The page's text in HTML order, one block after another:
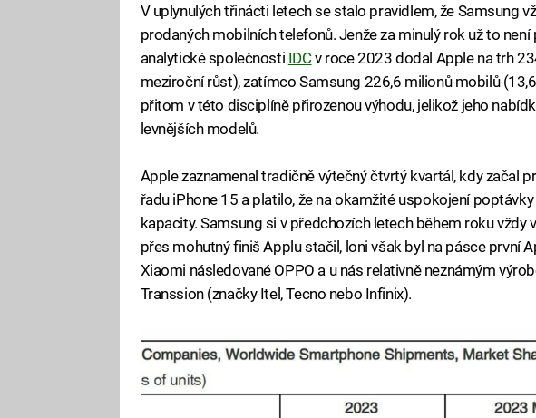
V uplynulých třinácti letech se stalo pravidlem, že Samsung
prodaných mobilních telefonů. Jenže za minulý rok už to není
analytické společnosti IDCv roce 2023 dodal Apple na trh
meziroční růst), zatímco Samsung 226,6 milionů mobilů
přitom v této disciplíně přirozenou výhodu, jelikož jeho
levnějších modelů.
Apple zaznamenal tradičně výtečný čtvrtý kvartál, kdy začal
řadu iPhone 15 a platilo, že na okamžité uspokojení
kapacity. Samsung si v předchozích letech během roku vždy
přes mohutný finiš Applu stačil, loni však byl na pásce první
Xiaomi následované OPPO a u nás relativně neznámým
Transsion (značky Itel, Tecno nebo Infinix).